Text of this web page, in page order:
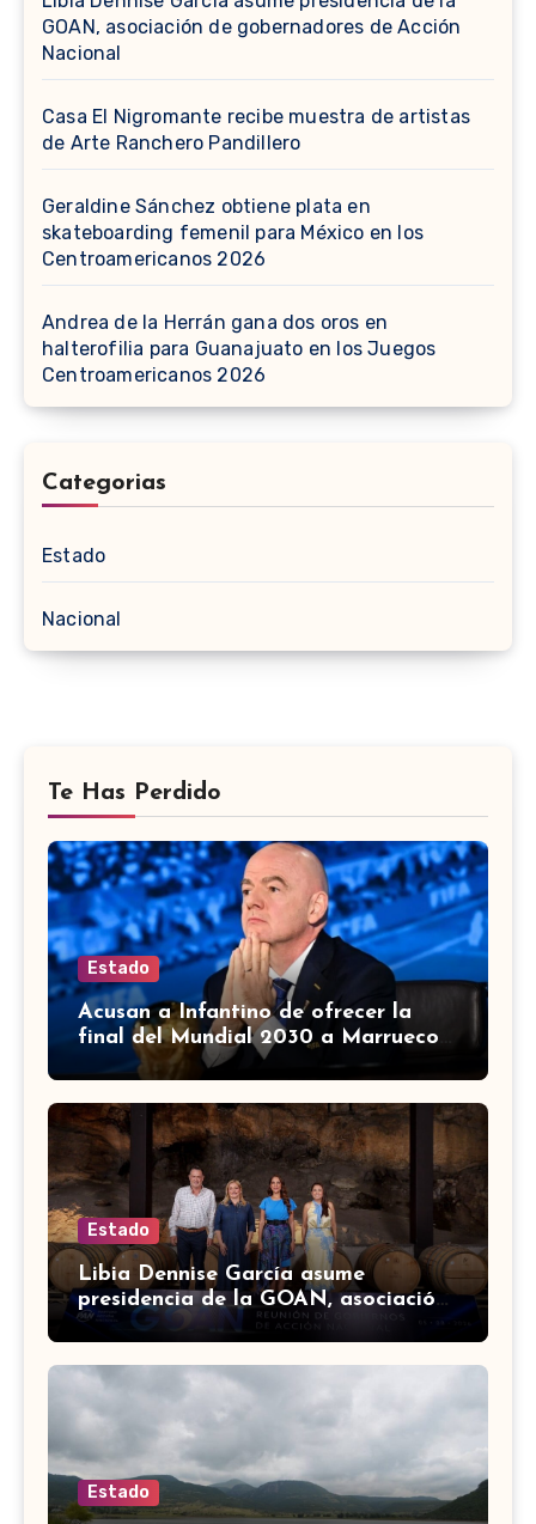
GOAN, asociación de gobernadores de Acción
Nacional
Casa El Nigromante recibe muestra de artistas
de Arte Ranchero Pandillero
Geraldine Sánchez obtiene plata en
skateboarding femenil para México en los
Centroamericanos 2026
Andrea de la Herrán gana dos oros en
halterofilia para Guanajuato en los Juegos
Centroamericanos 2026
Categorias
Estado
Nacional
Te Has Perdido
Estado
Acusan a Infantino de ofrecer la
final del Mundial 2030 a Marruecos
a cambio de apoyo
Estado
Libia Dennise García asume
presidencia de la GOAN, asociación
de gobernadores de Acción
Nacional
Estado